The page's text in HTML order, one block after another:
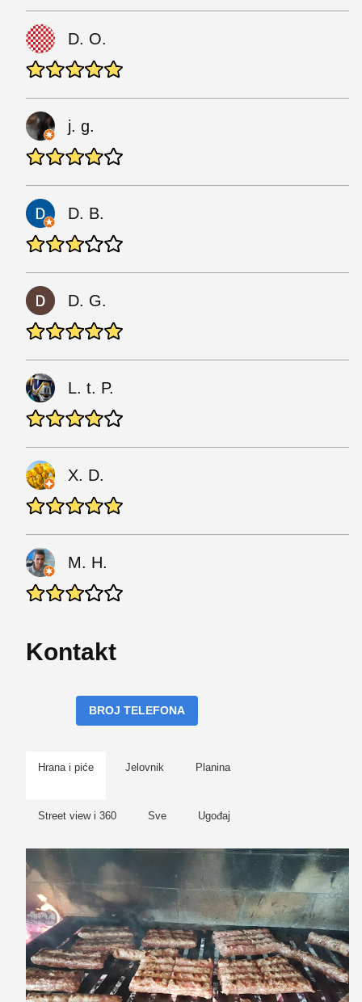
D. O.
j. g.
D. B.
D. G.
L. t. P.
X. D.
M. H.
Kontakt
BROJ TELEFONA
Hrana i piće Jelovnik Planina
Street view i 360 Sve Ugođaj